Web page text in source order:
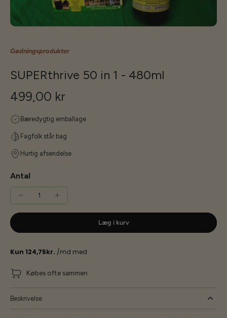
Gødningsprodukter
SUPERthrive 50 in 1 - 480ml
499,00 kr
Bæredygtig emballage
Fagfolk står bag
Hurtig afsendelse
Antal
Læg i kurv
Købes ofte sammen
Beskrivelse